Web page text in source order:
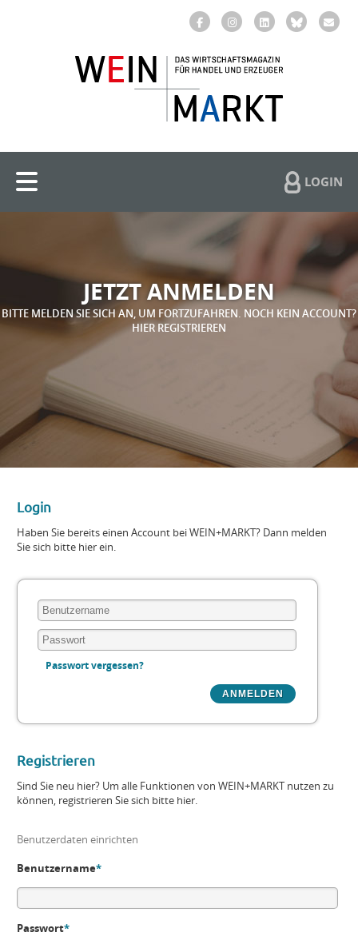
LOGIN
JETZT ANMELDEN
BITTE MELDEN SIE SICH AN, UM FORTZUFAHREN. NOCH KEIN ACCOUNT?
HIER REGISTRIEREN
Login
Haben Sie bereits einen Account bei WEIN+MARKT? Dann melden
Sie sich bitte hier ein.
Passwort vergessen?
Registrieren
Sind Sie neu hier? Um alle Funktionen von WEIN+MARKT nutzen zu
können, registrieren Sie sich bitte hier.
Benutzerdaten einrichten
Benutzername*
Passwort*